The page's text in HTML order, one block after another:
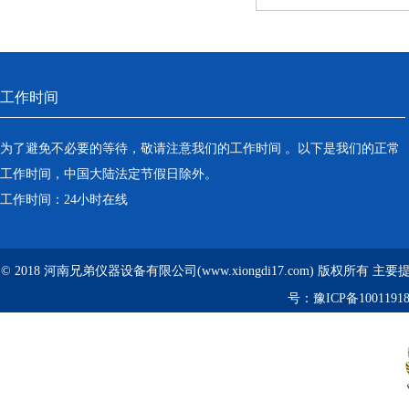
工作时间
为了避免不必要的等待，敬请注意我们的工作时间 。以下是我们的正常
工作时间，中国大陆法定节假日除外。
工作时间：24小时在线
© 2018 河南兄弟仪器设备有限公司(www.xiongdi17.com) 版权所有 主要
号： 豫ICP备